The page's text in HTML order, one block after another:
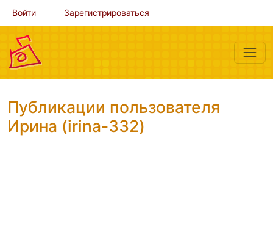
Войти Зарегистрироваться
Публикации пользователя
Ирина (irina-332)